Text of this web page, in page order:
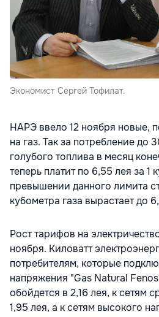
Экономист Сергей Тофилат.
НАРЭ ввело 12 ноября новые,
на газ. Так за потребление до
голубого топлива в месяц
теперь платит по 6,55 лея за 1
превышении данного лимита
кубометра газа вырастает до
Рост тарифов на
ноября. Киловатт
потребителям, которые
напряжения "Gas Natural
обойдется в 2,16 лея, к сетям
1,95 лея, а к сетям высокого